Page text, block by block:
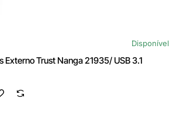
Disponível
Externo Trust Nanga 21935/ USB 3.1